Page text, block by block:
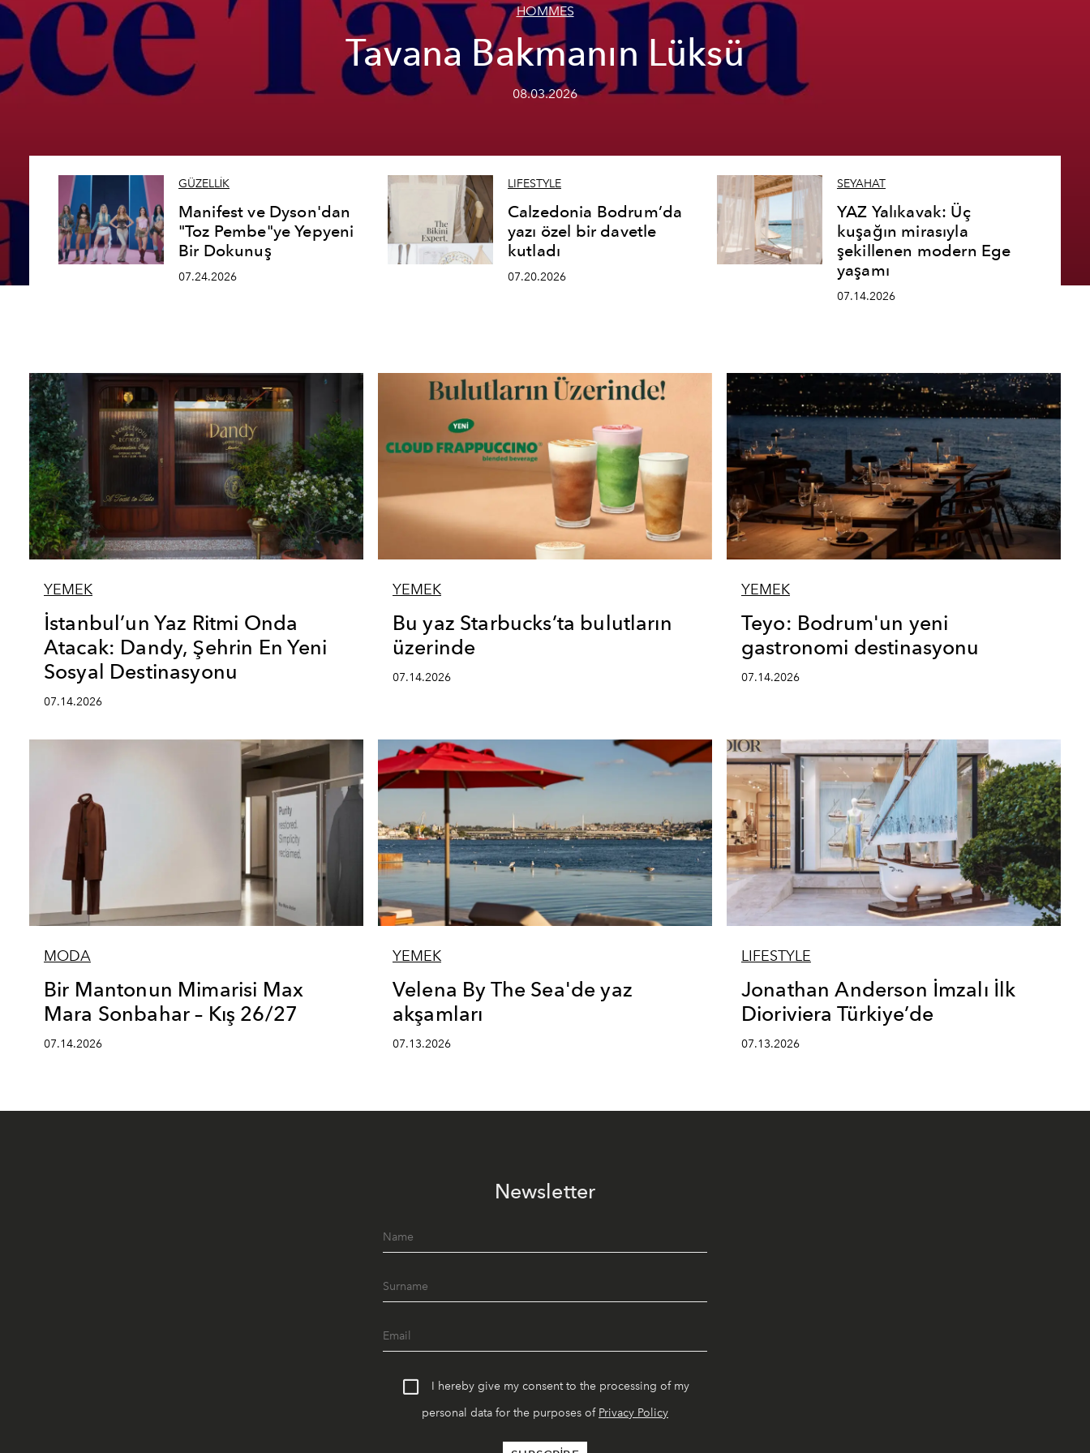
HOMMES
Tavana Bakmanın Lüksü
08.03.2026
GÜZELLİK
Manifest ve Dyson'dan
"Toz Pembe"ye Yepyeni
Bir Dokunuş
07.24.2026
LIFESTYLE
Calzedonia Bodrum’da
yazı özel bir davetle
kutladı
07.20.2026
SEYAHAT
YAZ Yalıkavak: Üç
kuşağın mirasıyla
şekillenen modern Ege
yaşamı
07.14.2026
YEMEK
İstanbul’un Yaz Ritmi Onda
Atacak: Dandy, Şehrin En Yeni
Sosyal Destinasyonu
07.14.2026
YEMEK
Bu yaz Starbucks’ta bulutların
üzerinde
07.14.2026
YEMEK
Teyo: Bodrum'un yeni
gastronomi destinasyonu
07.14.2026
MODA
Bir Mantonun Mimarisi Max
Mara Sonbahar – Kış 26/27
07.14.2026
YEMEK
Velena By The Sea'de yaz
akşamları
07.13.2026
LIFESTYLE
Jonathan Anderson İmzalı İlk
Dioriviera Türkiye’de
07.13.2026
Newsletter
I hereby give my consent to the processing of my
personal data for the purposes of Privacy Policy